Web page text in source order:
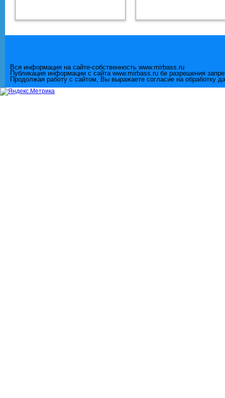
Вся информация на сайте-собственность www.mirbass.ru
Публикация информации с сайта www.mirbass.ru бе разрешения
Продолжая работу с сайтом, Вы выражаете согласие на обработку